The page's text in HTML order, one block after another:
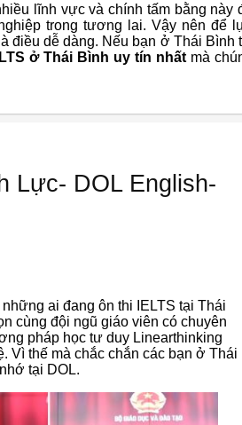
lĩnh vực và chính tấm bằng này
trong tương lai. Vậy nên để
điều dễ dàng. Nếu bạn ở Thái Bình
ở Thái Bình uy tín nhất mà
Lực- DOL English-
ai đang ôn thi IELTS tại Thái
cùng đội ngũ giáo viên có chuyên
pháp học tư duy Linearthinking
Vì thế mà chắc chắn các bạn ở Thái
tại DOL.